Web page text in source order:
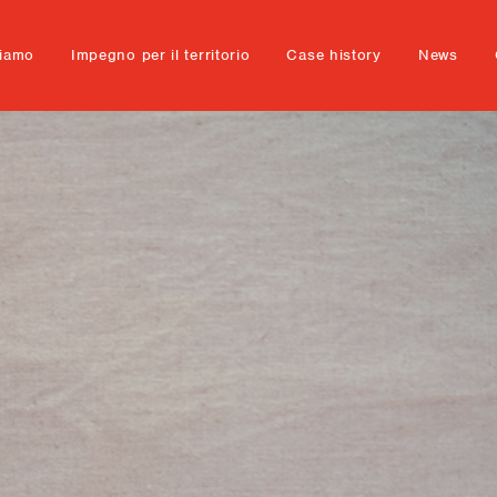
Impegno per il territorio Case history News